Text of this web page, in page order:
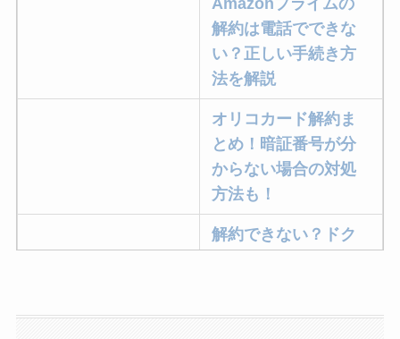
Amazonプライムの
解約は電話でできな
い？正しい手続き方
法を解説
オリコカード解約ま
とめ！暗証番号が分
からない場合の対処
方法も！
解約できない？ドク